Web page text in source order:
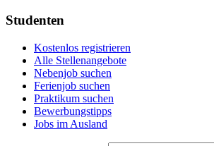
Studenten
Kostenlos registrieren
Alle Stellenangebote
Nebenjob suchen
Ferienjob suchen
Praktikum suchen
Bewerbungstipps
Jobs im Ausland